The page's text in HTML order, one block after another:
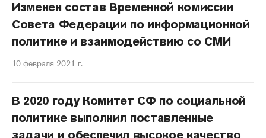
Изменен состав Временной комиссии
Совета Федерации по информационной
политике и взаимодействию со СМИ
10 февраля 2021 г.
В 2020 году Комитет СФ по социальной
политике выполнил поставленные